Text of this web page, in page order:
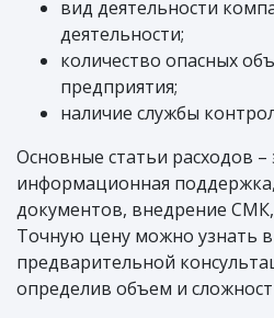
вид деятельности
деятельности;
количество опасных
предприятия;
наличие службы
Основные статьи расходов –
информационная
документов, внедрение СМК,
Точную цену можно узнать
предварительной
определив объем и